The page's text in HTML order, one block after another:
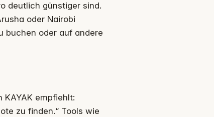
deutlich günstiger sind.
oder Nairobi
buchen oder auf andere
empfiehlt:
zu finden.“ Tools wie